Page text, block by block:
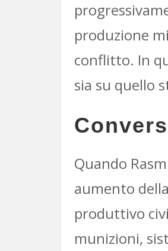
produzione
conflitto. In
sia su quello
Quando
aumento
produttivo
munizioni,